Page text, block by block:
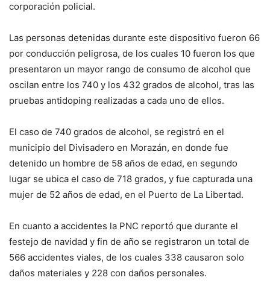
corporación policial.
Las personas detenidas durante este dispositivo fueron 66
por conducción peligrosa, de los cuales 10 fueron los que
presentaron un mayor rango de consumo de alcohol que
oscilan entre los 740 y los 432 grados de alcohol, tras las
pruebas antidoping realizadas a cada uno de ellos.
El caso de 740 grados de alcohol, se registró en el
municipio del Divisadero en Morazán, en donde fue
detenido un hombre de 58 años de edad, en segundo
lugar se ubica el caso de 718 grados, y fue capturada una
mujer de 52 años de edad, en el Puerto de La Libertad.
En cuanto a accidentes la PNC reportó que durante el
festejo de navidad y fin de año se registraron un total de
566 accidentes viales, de los cuales 338 causaron solo
daños materiales y 228 con daños personales.